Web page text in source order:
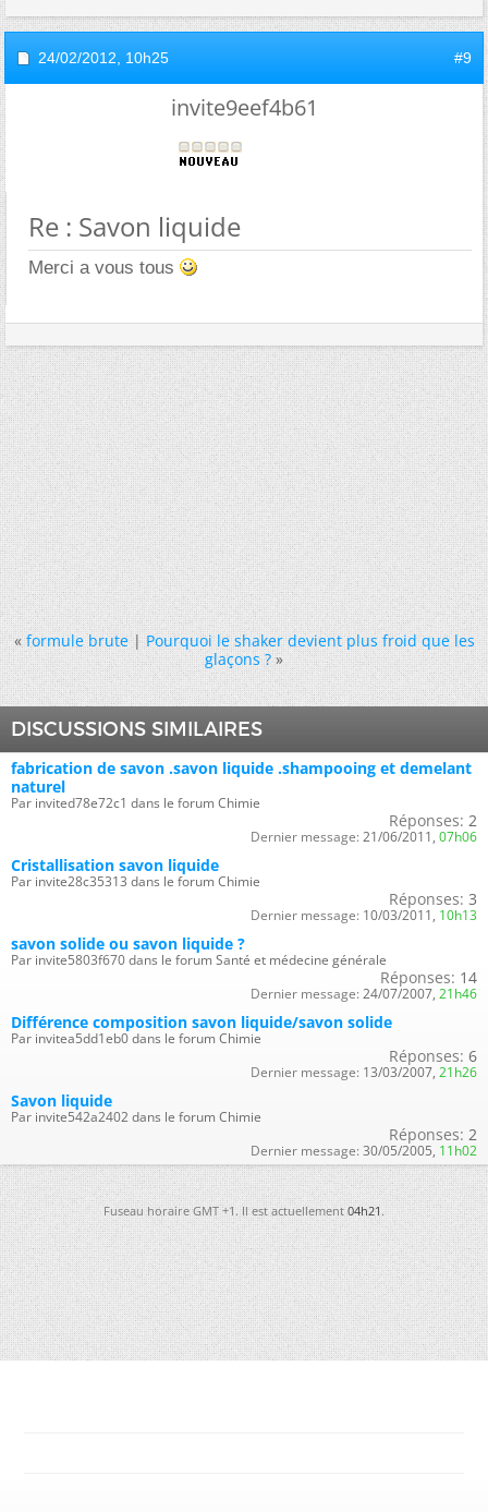
24/02/2012, 10h25 #9
invite9eef4b61
Re : Savon liquide
Merci a vous tous
« formule brute|Pourquoi le shaker devient plus froid que les
glaçons ? »
DISCUSSIONS SIMILAIRES
fabrication de savon .savon liquide .shampooing et demelant
naturel
Par invited78e72c1 dans le forum Chimie
Réponses: 2
Dernier message: 21/06/2011, 07h06
Cristallisation savon liquide
Par invite28c35313 dans le forum Chimie
Réponses: 3
Dernier message: 10/03/2011, 10h13
savon solide ou savon liquide ?
Par invite5803f670 dans le forum Santé et médecine générale
Réponses: 14
Dernier message: 24/07/2007, 21h46
Différence composition savon liquide/savon solide
Par invitea5dd1eb0 dans le forum Chimie
Réponses: 6
Dernier message: 13/03/2007, 21h26
Savon liquide
Par invite542a2402 dans le forum Chimie
Réponses: 2
Dernier message: 30/05/2005, 11h02
Fuseau horaire GMT +1. Il est actuellement04h21.